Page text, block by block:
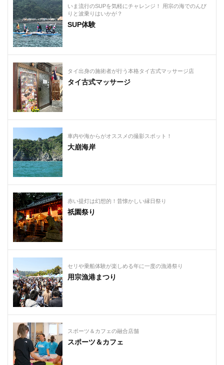
いま流行のSUPを気軽にチャレンジ！ 用宗の海でのんび
りと波乗りはいかが？
SUP体験
タイ出身の施術者が行う本格タイ古式マッサージ店
タイ古式マッサージ
車内や海からがオススメの撮影スポット！
大崩海岸
赤い提灯は幻想的！昔懐かしい縁日祭り
祇園祭り
セリや乗船体験が楽しめる年に一度の漁港祭り
用宗漁港まつり
スポーツ＆カフェの融合店舗
スポーツ＆カフェ